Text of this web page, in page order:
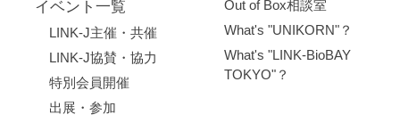
イベント一覧
LINK-J主催・共催
LINK-J協賛・協力
特別会員開催
出展・参加
Out of Box相談室
What's "UNIKORN"？
What's "LINK-BioBAY
TOKYO"？